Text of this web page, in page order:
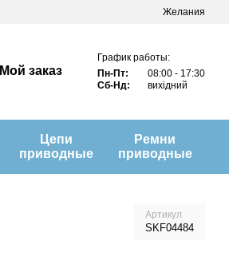
Желания
Мой заказ
График работы:
Пн-Пт:
08:00 - 17:30
Сб-Нд:
вихідний
Цепи
приводные
Ремни
приводные
Артикул
SKF04484